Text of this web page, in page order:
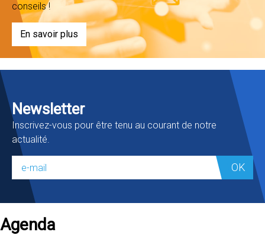
conseils !
En savoir plus
Newsletter
Inscrivez-vous pour être tenu au courant de notre
actualité.
OK
Agenda